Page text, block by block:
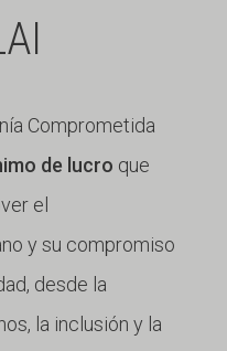
Comprometida
de lucro que
el
y su compromiso
desde la
la inclusión y la